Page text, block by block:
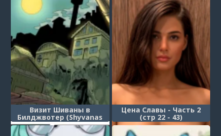
Визит Шиваны в
Билджвотер (Shyvanas
trip to Bilgewater)
Цена Славы - Часть 2
(стр 22 - 43)